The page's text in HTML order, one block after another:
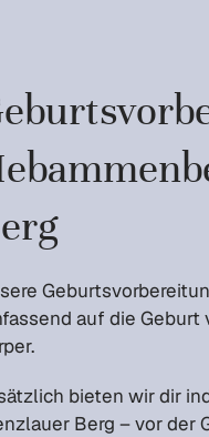
auf die Geburt
bieten wir dir
Berg – vor der